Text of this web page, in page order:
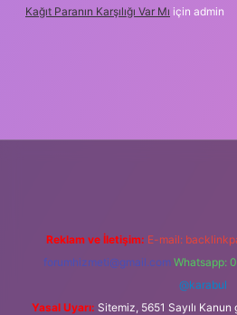
Kağıt Paranın Karşılığı Var Mı için admin
Reklam ve İletişim: E-mail:
forumhizmeti@gmail.com Whatsapp:
@karabul
Yasal Uyarı: Sitemiz, 5651 Sayılı